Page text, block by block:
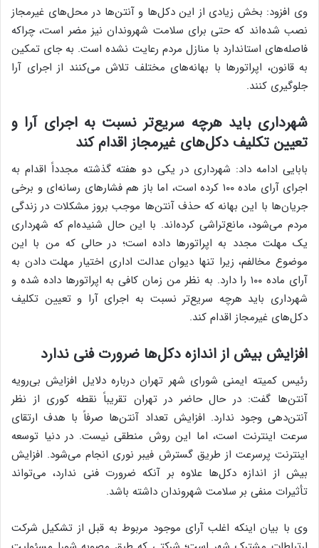
وی افزود: بخش زیادی از این دکل‌ها و آنتن‌ها در محل‌های غیرمجاز
نصب شده‌اند که حتی برای سلامت شهروندان نیز مضر است، چراکه
فاصله‌های استاندارد با منازل مردم رعایت نشده است. به جای تمکین
به قانون، اپراتورها با بهانه‌های مختلف تلاش می‌کنند از اجرای آرا
جلوگیری کنند.
شهرداری باید هرچه سریع‌تر نسبت به اجرای آرا و
تعیین تکلیف دکل‌های غیرمجاز اقدام کند
بابایی ادامه داد: شهرداری در یکی دو هفته گذشته مجدداً اقدام به
اجرای آرای ماده ۱۰۰ کرده است، اما باز هم فشارهای رسانه‌ای و برخی
جریان‌ها با این بهانه که حذف آنتن‌ها موجب بروز مشکلات در زندگی
مردم می‌شود، مانع‌تراشی کرده‌اند. با این حال شنیده‌ام که شهرداری
یک مهلت مجدد به اپراتورها داده است؛ در حالی که من با این
موضوع مخالفم، زیرا تنها دیوان عدالت اداری اختیار مهلت دادن به
آرای ماده ۱۰۰ را دارد. به نظر من زمان کافی به اپراتورها داده شده و
شهرداری باید هرچه سریع‌تر نسبت به اجرای آرا و تعیین تکلیف
دکل‌های غیرمجاز اقدام کند.
افزایش بیش از اندازه دکل‌ها ضرورت فنی ندارد
رئیس کمیته ایمنی شورای شهر تهران درباره دلایل افزایش بی‌رویه
آنتن‌ها گفت: در حال حاضر در تهران تقریباً نقطه کوری از نظر
آنتن‌دهی وجود ندارد. افزایش تعداد آنتن‌ها صرفاً با هدف ارتقای
سرعت اینترنت است، اما این روش منطقی نیست. در دنیا توسعه
اینترنت پرسرعت از طریق گسترش فیبر نوری انجام می‌شود. افزایش
بیش از اندازه دکل‌ها علاوه بر آنکه ضرورت فنی ندارد، می‌تواند
تأثیرات منفی بر سلامت شهروندان داشته باشد.
وی با بیان اینکه اغلب آرای موجود مربوط به قبل از تشکیل شرکت